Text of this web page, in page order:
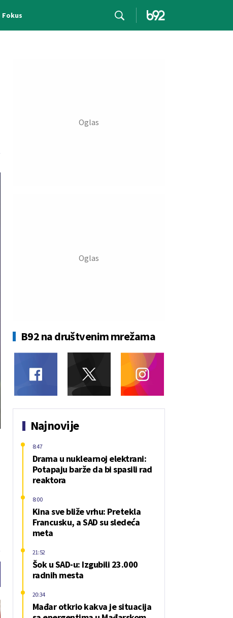
Fokus
B92 na društvenim mrežama
Najnovije
Drama u nuklearnoj elektrani:
Potapaju barže da bi spasili rad
reaktora
8:47
Kina sve bliže vrhu: Pretekla
Francusku, a SAD su sledeća
meta
8:00
Šok u SAD-u: Izgubili 23.000
radnih mesta
21:52
Mađar otkrio kakva je situacija
20:34